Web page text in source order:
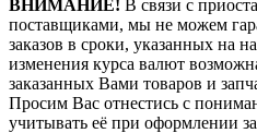
ВНИМАНИЕ! В связи с
поставщиками, мы не можем
заказов в сроки, указанных на
изменения курса валют
заказанных Вами товаров и
Просим Вас отнестись с
учитывать её при оформлении